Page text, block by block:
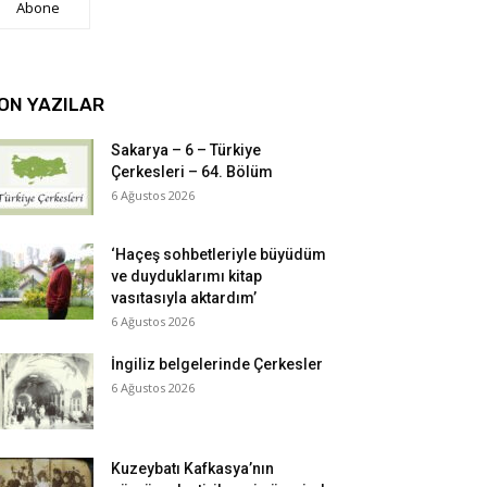
Abone
YAZILAR
Sakarya – 6 – Türkiye
Çerkesleri – 64. Bölüm
6 Ağustos 2026
‘Haçeş sohbetleriyle büyüdüm
ve duyduklarımı kitap
vasıtasıyla aktardım’
6 Ağustos 2026
İngiliz belgelerinde Çerkesler
6 Ağustos 2026
Kuzeybatı Kafkasya’nın